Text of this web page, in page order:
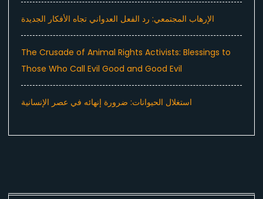
الإرهاب المجتمعي: رد الفعل العدواني تجاه الأفكار الجديدة
The Crusade of Animal Rights Activists: Blessings to
Those Who Call Evil Good and Good Evil
استغلال الحيوانات: ضرورة إنهائه في عصر الإنسانية